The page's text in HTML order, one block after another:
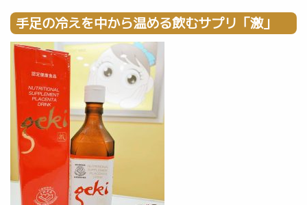
手足の冷えを中から温める飲むサプリ「激」